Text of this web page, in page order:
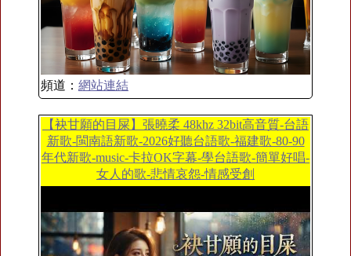
頻道： 網站連結
【袂甘願的目屎】張曉柔 48khz 32bit高音質-台語
新歌-閩南語新歌-2026好聽台語歌-福建歌-80-90
年代新歌-music-卡拉OK字幕-學台語歌-簡單好唱-
女人的歌-悲情哀怨-情感受創